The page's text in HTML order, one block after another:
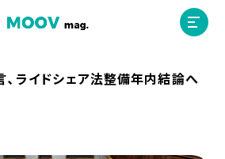
ライドシェア法整備年内結論へ